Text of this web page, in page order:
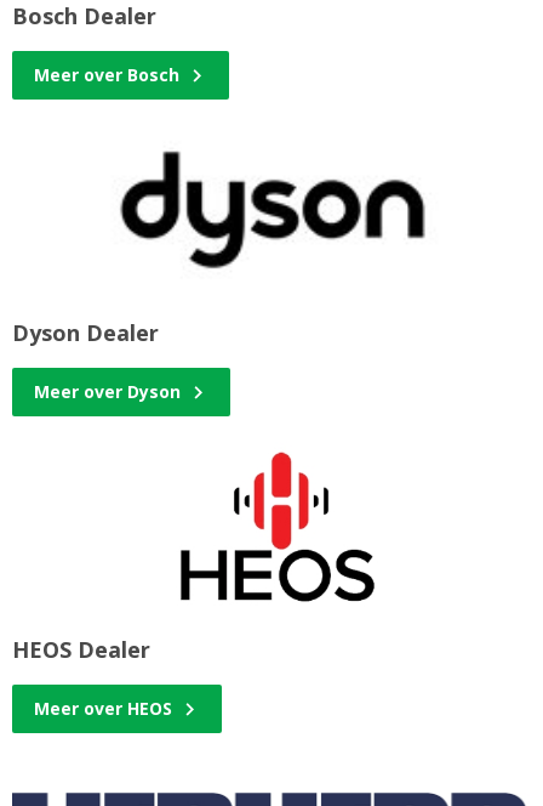
Bosch Dealer
Meer over Bosch
Dyson Dealer
Meer over Dyson
HEOS Dealer
Meer over HEOS